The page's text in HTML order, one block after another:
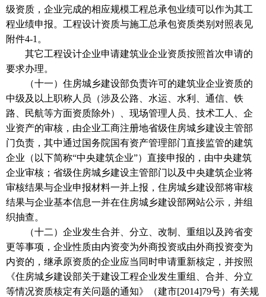
级资质，企业完成的相应规模工程总承包业绩可以作为其工
程业绩申报。工程设计资质与施工总承包资质类别对照表见
附件4-1。
其它工程设计企业申请建筑业企业资质按照首次申请的
要求办理。
（十一）住房城乡建设部负责许可的建筑业企业资质的
中级及以上职称人员（涉及公路、水运、水利、通信、铁
路、民航等方面资质除外）、现场管理人员、技术工人、企
业资产的审核，由企业工商注册地省级住房城乡建设主管部
门负责，其中通过国务院国有资产管理部门直接监管的建筑
企业（以下简称“中央建筑企业”）直接申报的，由中央建筑
企业审核；省级住房城乡建设主管部门以及中央建筑企业将
审核结果与企业申报材料一并上报，住房城乡建设部将审核
结果与企业基本信息一并在住房城乡建设部网站公示，并组
织抽查。
（十二）企业发生合并、分立、改制、重组以及跨省变
更等事项，企业性质由内资变为外商投资或由外商投资变为
内资的，继承原资质的企业应当同时申请重新核定，并按照
《住房城乡建设部关于建设工程企业发生重组、合并、分立
等情况资质核定有关问题的通知》（建市[2014]79号）有关规